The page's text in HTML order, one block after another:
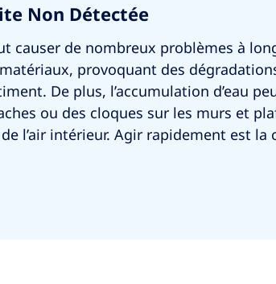
Non Détectée
causer de nombreux problèmes à
provoquant des
De plus, l’accumulation d’eau
ou des cloques sur les murs et
l’air intérieur. Agir rapidement est la